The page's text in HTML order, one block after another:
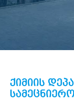
ქიმიის